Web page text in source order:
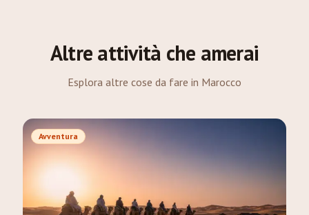
Altre attività che amerai
Esplora altre cose da fare in Marocco
Avventura